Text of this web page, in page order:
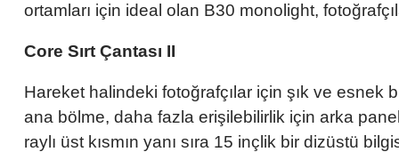
ortamları için ideal olan B30 monolight,
Core Sırt Çantası II
Hareket halindeki fotoğrafçılar için şık ve esnek
ana bölme, daha fazla erişilebilirlik için arka
raylı üst kısmın yanı sıra 15 inçlik bir dizüstü